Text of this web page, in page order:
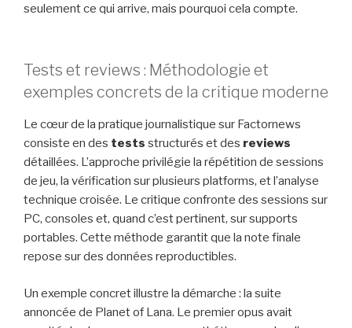
seulement ce qui arrive, mais pourquoi cela compte.
Tests et reviews : Méthodologie et
exemples concrets de la critique moderne
Le cœur de la pratique journalistique sur Factornews
consiste en des tests structurés et des reviews
détaillées. L’approche privilégie la répétition de sessions
de jeu, la vérification sur plusieurs platforms, et l’analyse
technique croisée. Le critique confronte des sessions sur
PC, consoles et, quand c’est pertinent, sur supports
portables. Cette méthode garantit que la note finale
repose sur des données reproductibles.
Un exemple concret illustre la démarche : la suite
annoncée de Planet of Lana. Le premier opus avait